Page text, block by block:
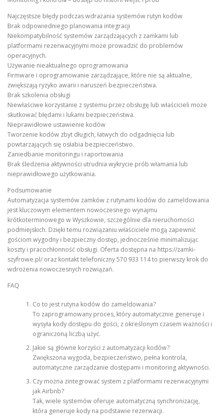
Najczęstsze błędy podczas wdrażania systemów rutyn kodów
Brak odpowiedniego planowania integracji
Niekompatybilność systemów zarządzających z zamkami lub
platformami rezerwacyjnymi może prowadzić do problemów
operacyjnych.
Używanie nieaktualnego oprogramowania
Firmware i oprogramowanie zarządzające, które nie są aktualne,
zwiększają ryzyko awarii i naruszeń bezpieczeństwa.
Brak szkolenia obsługi
Niewłaściwe korzystanie z systemu przez obsługę lub właścicieli może
skutkować błędami i lukami bezpieczeństwa.
Nieprawidłowe ustawienie kodów
Tworzenie kodów zbyt długich, łatwych do odgadnięcia lub
powtarzających się osłabia bezpieczeństwo.
Zaniedbanie monitoringu i raportowania
Brak śledzenia aktywności utrudnia wykrycie prób włamania lub
nieprawidłowego użytkowania.
Podsumowanie
Automatyzacja systemów zamków z rutynami kodów do zameldowania
jest kluczowym elementem nowoczesnego wynajmu
krótkoterminowego w Wyszkowie, szczególnie dla nieruchomości
podmiejskich. Dzięki temu rozwiązaniu właściciele mogą zapewnić
gościom wygodny i bezpieczny dostęp, jednocześnie minimalizując
koszty i pracochłonność obsługi. Oferta dostępna na https://zamki-
szyfrowe.pl/ oraz kontakt telefoniczny 570 933 114 to pierwszy krok do
wdrożenia nowoczesnych rozwiązań.
FAQ
Co to jest rutyna kodów do zameldowania?
To zaprogramowany proces, który automatycznie generuje i
wysyła kody dostępu do gości, z określonym czasem ważności i
ograniczoną liczbą użyć.
Jakie są główne korzyści z automatyzacji kodów?
Zwiększona wygoda, bezpieczeństwo, pełna kontrola,
automatyczne zarządzanie dostępami i monitoring aktywności.
Czy można zintegrować system z platformami rezerwacyjnymi
jak Airbnb?
Tak, wiele systemów oferuje automatyczną synchronizację,
która generuje kody na podstawie rezerwacji.